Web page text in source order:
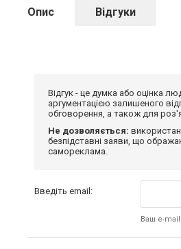
Опис Відгуки
Відгук - це думка або оцінка
аргументацією залишеного
обговорення, а також для
Не дозволяється:
безпідставні заяви, що
самореклама.
Введіть email:
Ваш e-mail